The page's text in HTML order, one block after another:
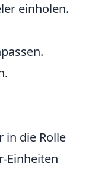
einholen.
in die Rolle
Einheiten